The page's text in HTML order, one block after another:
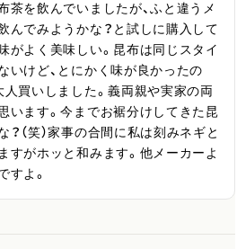
茶を飲んでいましたが、ふと違うメ
んでみようかな？と試しに購入して
がよく美味しい。昆布は同じスタイ
いけど、とにかく味が良かったの
人買いしました。義両親や実家の両
います。今までお裾分けしてきた昆
（笑）家事の合間に私は刻みネギと
すがホッと和みます。他メーカーよ
すよ。